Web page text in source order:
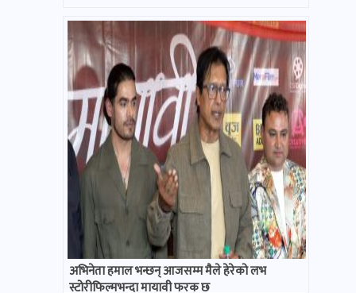
अभिनेता हमाल भन्छन् आजसम्म मैले हेरेको लभ
स्टोरीफिल्मभन्दा मायावी फरक छ